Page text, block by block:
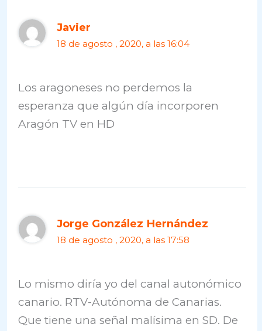
Javier
18 de agosto , 2020, a las 16:04
Los aragoneses no perdemos la
esperanza que algún día incorporen
Aragón TV en HD
Jorge González Hernández
18 de agosto , 2020, a las 17:58
Lo mismo diría yo del canal autonómico
canario. RTV-Autónoma de Canarias.
Que tiene una señal malísima en SD. De